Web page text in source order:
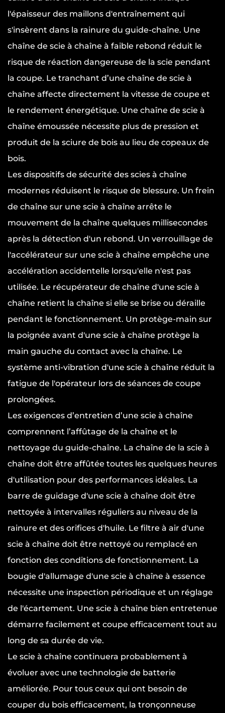
l'épaisseur des maillons d'entraînement qui
s'insèrent dans la rainure du guide-chaîne. Une
chaîne de scie à chaîne à faible rebond réduit le
risque de réaction dangereuse de la scie pendant
la coupe. Le tranchant d’une chaîne de scie à
chaîne affecte directement la vitesse de coupe et
le rendement énergétique. Une chaîne de scie à
chaîne émoussée nécessite plus de pression et
produit de la sciure de bois au lieu de copeaux de
bois.
Les dispositifs de sécurité des scies à chaîne
modernes réduisent le risque de blessure. Un frein
de chaîne sur une scie à chaîne arrête le
mouvement de la chaîne quelques millisecondes
après la détection d'un rebond. Un verrouillage de
l'accélérateur sur une scie à chaîne empêche une
accélération accidentelle lorsqu'elle n'est pas
utilisée. Le récupérateur de chaîne d'une scie à
chaîne retient la chaîne si elle se brise ou déraille
pendant le fonctionnement. Un protège-main sur
la poignée avant d'une scie à chaîne protège la
main gauche du contact avec la chaîne. Le
système anti-vibration d'une scie à chaîne réduit la
fatigue de l'opérateur lors de séances de coupe
prolongées.
Les exigences d’entretien d’une scie à chaîne
comprennent l’affûtage de la chaîne et le
nettoyage du guide-chaîne. La chaîne de la scie à
chaîne doit être affûtée toutes les quelques heures
d'utilisation pour des performances idéales. La
barre de guidage d'une scie à chaîne doit être
nettoyée à intervalles réguliers au niveau de la
rainure et des orifices d'huile. Le filtre à air d'une
scie à chaîne doit être nettoyé ou remplacé en
fonction des conditions de fonctionnement. La
bougie d'allumage d'une scie à chaîne à essence
nécessite une inspection périodique et un réglage
de l'écartement. Une scie à chaîne bien entretenue
démarre facilement et coupe efficacement tout au
long de sa durée de vie.
Le scie à chaîne continuera probablement à
évoluer avec une technologie de batterie
améliorée. Pour tous ceux qui ont besoin de
couper du bois efficacement, la tronçonneuse